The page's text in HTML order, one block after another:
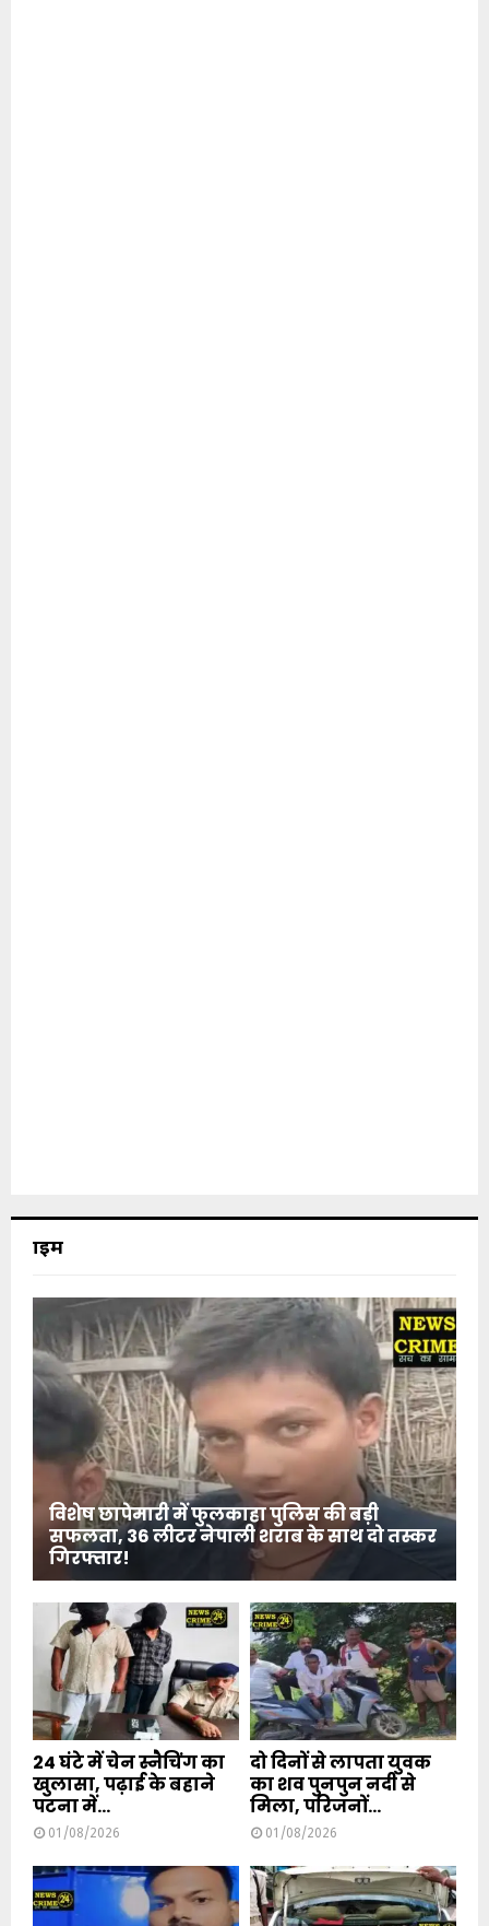
क्राइम
विशेष छापेमारी में फुलकाहा पुलिस की बड़ी
सफलता, 36 लीटर नेपाली शराब के साथ दो तस्कर
गिरफ्तार!
24 घंटे में चेन स्नैचिंग का
खुलासा, पढ़ाई के बहाने
पटना में...
01/08/2026
दो दिनों से लापता युवक
का शव पुनपुन नदी से
मिला, परिजनों...
01/08/2026